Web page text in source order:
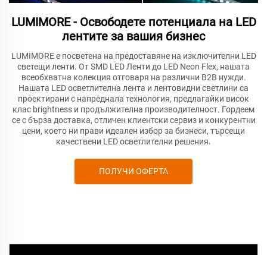
LUMIMORE - Освободете потенциала на LED
лентите за вашия бизнес
LUMIMORE е посветена на предоставяне на изключителни LED
светещи ленти. От SMD LED Ленти до LED Neon Flex, нашата
всеобхватна колекция отговаря на различни B2B нужди.
Нашата LED осветлителна лента и лентовидни светлини са
проектирани с напреднала технология, предлагайки висок
клас brightness и продължителна производителност. Гордеем
се с бърза доставка, отличен клиентски сервиз и конкурентни
цени, което ни прави идеален избор за бизнеси, търсещи
качествени LED осветлителни решения.
ПОЛУЧИ ОФЕРТА